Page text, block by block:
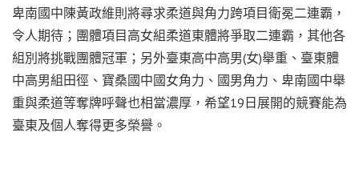
卑南國中陳黃政維則將尋求柔道與角力跨項目衛冕二連霸，
令人期待；團體項目高女組柔道東體將爭取二連霸，其他各
組別將挑戰團體冠軍；另外臺東高中高男(女)舉重、臺東體
中高男組田徑、寶桑國中國女角力、國男角力、卑南國中舉
重與柔道等奪牌呼聲也相當濃厚，希望19日展開的競賽能為
臺東及個人奪得更多榮譽。